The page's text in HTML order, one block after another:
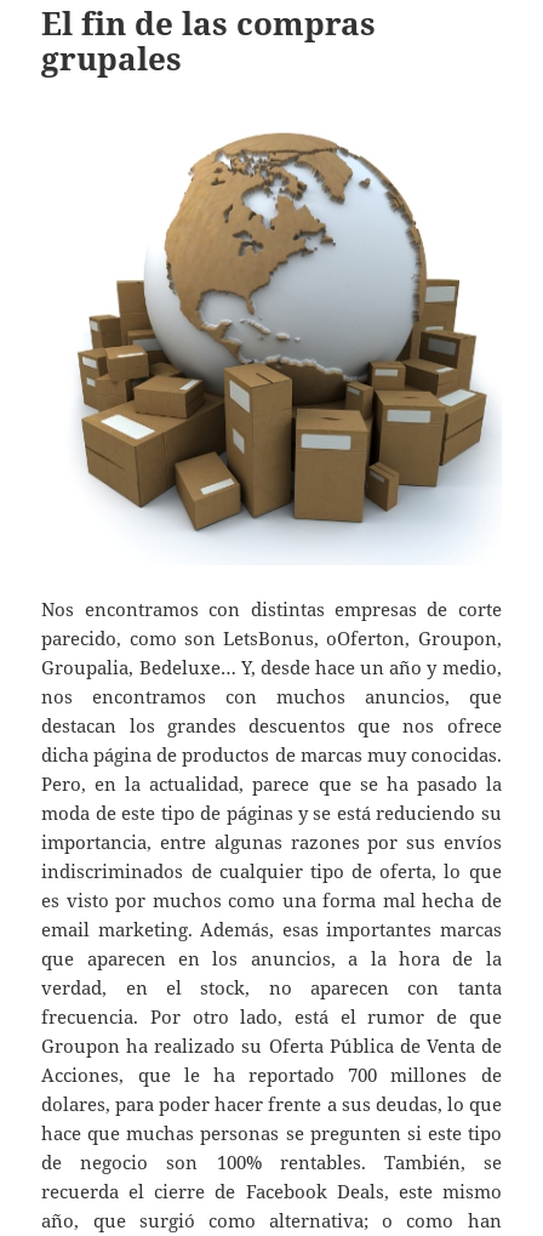
El fin de las compras
grupales
Nos encontramos con distintas empresas de corte
parecido, como son LetsBonus, oOferton, Groupon,
Groupalia, Bedeluxe… Y, desde hace un año y medio,
nos encontramos con muchos anuncios, que
destacan los grandes descuentos que nos ofrece
dicha página de productos de marcas muy conocidas.
Pero, en la actualidad, parece que se ha pasado la
moda de este tipo de páginas y se está reduciendo su
importancia, entre algunas razones por sus envíos
indiscriminados de cualquier tipo de oferta, lo que
es visto por muchos como una forma mal hecha de
email marketing. Además, esas importantes marcas
que aparecen en los anuncios, a la hora de la
verdad, en el stock, no aparecen con tanta
frecuencia. Por otro lado, está el rumor de que
Groupon ha realizado su Oferta Pública de Venta de
Acciones, que le ha reportado 700 millones de
dolares, para poder hacer frente a sus deudas, lo que
hace que muchas personas se pregunten si este tipo
de negocio son 100% rentables. También, se
recuerda el cierre de Facebook Deals, este mismo
año, que surgió como alternativa; o como han